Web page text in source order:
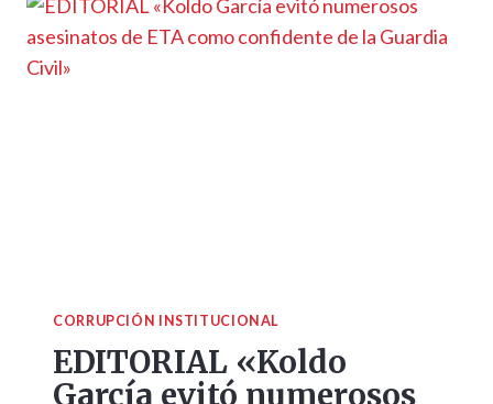
CORRUPCIÓN INSTITUCIONAL
EDITORIAL «Koldo
García evitó numerosos